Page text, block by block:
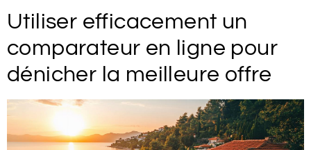
Utiliser efficacement un
comparateur en ligne pour
dénicher la meilleure offre